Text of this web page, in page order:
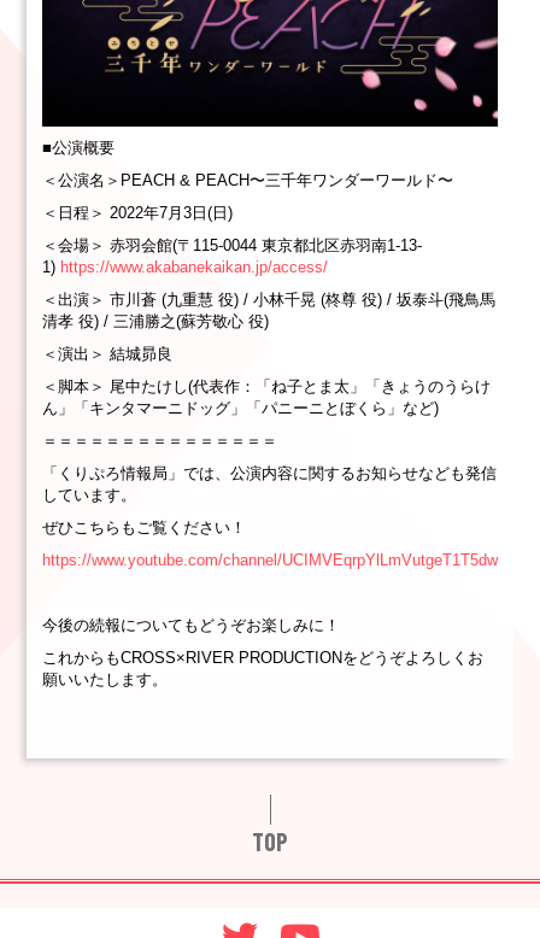
■公演概要
＜公演名＞PEACH & PEACH〜三千年ワンダーワールド〜
＜日程＞ 2022年7月3日(日)
＜会場＞ 赤羽会館(〒115-0044 東京都北区赤羽南1-13-
1) https://www.akabanekaikan.jp/access/
＜出演＞ 市川蒼 (九重慧 役) / 小林千晃 (柊尊 役) / 坂泰斗(飛鳥馬
清孝 役) / 三浦勝之(蘇芳敬心 役)
＜演出＞ 結城昴良
＜脚本＞ 尾中たけし(代表作：「ね子とま太」「きょうのうらけ
ん」「キンタマーニドッグ」「パニーニとぼくら」など)
＝＝＝＝＝＝＝＝＝＝＝＝＝＝＝
「くりぷろ情報局」では、公演内容に関するお知らせなども発信
しています。
ぜひこちらもご覧ください！
https://www.youtube.com/channel/UCIMVEqrpYlLmVutgeT1T5dw
今後の続報についてもどうぞお楽しみに！
これからもCROSS×RIVER PRODUCTIONをどうぞよろしくお
願いいたします。
TOP